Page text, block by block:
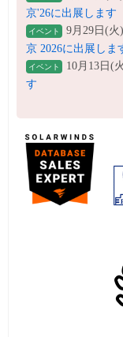
京'26に出展します
イベント 9月29日(火
京 2026に出展しま
イベント 10月13日(
す